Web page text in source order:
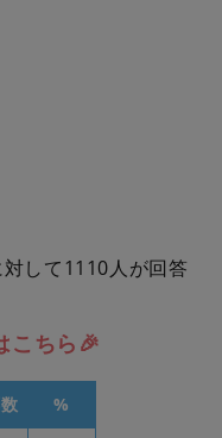
対して1110人が回答
こちら🎉
%